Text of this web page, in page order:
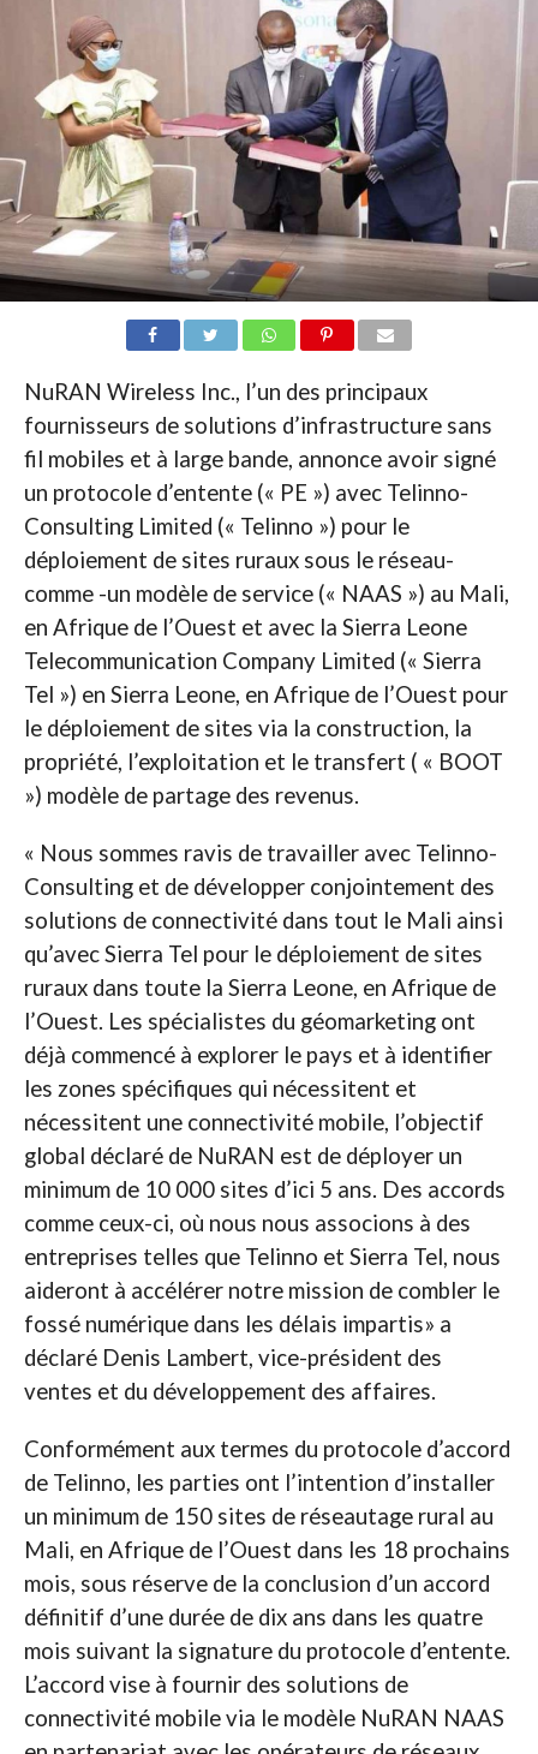
NuRAN Wireless Inc., l’un des principaux
fournisseurs de solutions d’infrastructure sans
fil mobiles et à large bande, annonce avoir signé
un protocole d’entente (« PE ») avec Telinno-
Consulting Limited (« Telinno ») pour le
déploiement de sites ruraux sous le réseau-
comme -un modèle de service (« NAAS ») au Mali,
en Afrique de l’Ouest et avec la Sierra Leone
Telecommunication Company Limited (« Sierra
Tel ») en Sierra Leone, en Afrique de l’Ouest pour
le déploiement de sites via la construction, la
propriété, l’exploitation et le transfert ( « BOOT
») modèle de partage des revenus.
« Nous sommes ravis de travailler avec Telinno-
Consulting et de développer conjointement des
solutions de connectivité dans tout le Mali ainsi
qu’avec Sierra Tel pour le déploiement de sites
ruraux dans toute la Sierra Leone, en Afrique de
l’Ouest. Les spécialistes du géomarketing ont
déjà commencé à explorer le pays et à identifier
les zones spécifiques qui nécessitent et
nécessitent une connectivité mobile, l’objectif
global déclaré de NuRAN est de déployer un
minimum de 10 000 sites d’ici 5 ans. Des accords
comme ceux-ci, où nous nous associons à des
entreprises telles que Telinno et Sierra Tel, nous
aideront à accélérer notre mission de combler le
fossé numérique dans les délais impartis» a
déclaré Denis Lambert, vice-président des
ventes et du développement des affaires.
Conformément aux termes du protocole d’accord
de Telinno, les parties ont l’intention d’installer
un minimum de 150 sites de réseautage rural au
Mali, en Afrique de l’Ouest dans les 18 prochains
mois, sous réserve de la conclusion d’un accord
définitif d’une durée de dix ans dans les quatre
mois suivant la signature du protocole d’entente.
L’accord vise à fournir des solutions de
connectivité mobile via le modèle NuRAN NAAS